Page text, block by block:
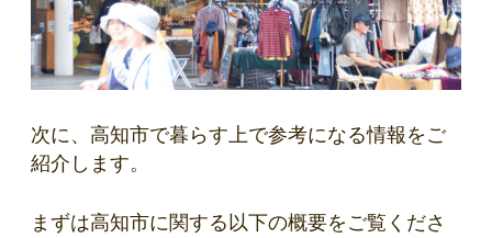
次に、高知市で暮らす上で参考になる情報をご
紹介します。
まずは高知市に関する以下の概要をご覧くださ